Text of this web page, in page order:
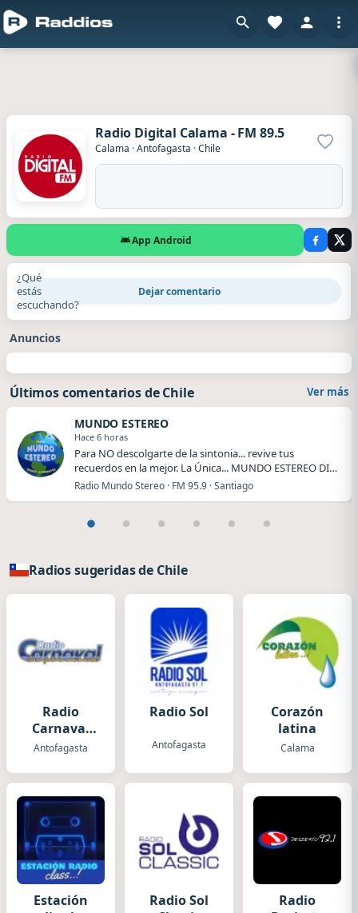
Radio Digital Calama - FM 89.5
Calama ·Antofagasta ·Chile
App Android
¿Qué
estás
escuchando?
Dejar comentario
Anuncios
Últimos comentarios de Chile Ver más
MUNDO ESTEREO
Hace 6 horas
Para NO descolgarte de la sintonia... revive tus
recuerdos en la mejor. La Única... MUNDO ESTEREO DI…
Radio Mundo Stereo · FM 95.9 · Santiago
Radios sugeridas de Chile
Radio
Carnaval
Antofagasta
Antofagasta
Radio Sol
Antofagasta
Corazón
latina
Calama
Estación
Radio Sol
Radio